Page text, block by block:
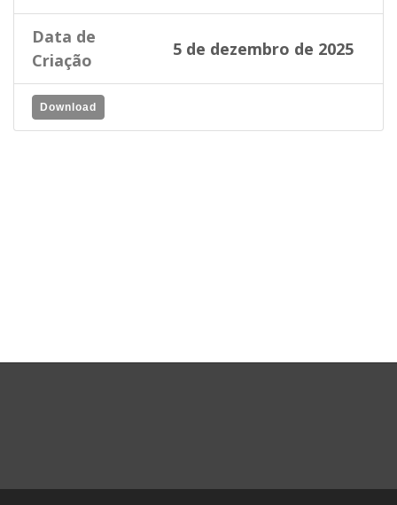
Data de
Criação
5 de dezembro de 2025
Download